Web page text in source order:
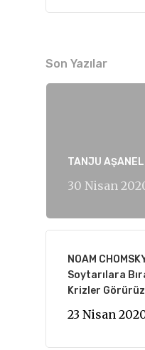
Son Yazılar
TANJU
30 Nisan
NOAM
Soytarılara
Krizler
23 Nisan